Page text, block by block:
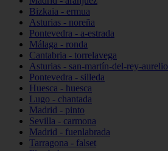
Bizkaia - ermua
Asturias - noreña
Pontevedra - a-estrada
Málaga - ronda
Cantabria - torrelavega
Asturias - san-martín-del-rey-aurelio
Pontevedra - silleda
Huesca - huesca
Lugo - chantada
Madrid - pinto
Sevilla - carmona
Madrid - fuenlabrada
Tarragona - falset